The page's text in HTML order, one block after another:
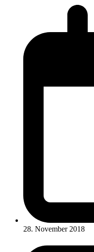
28. November 2018